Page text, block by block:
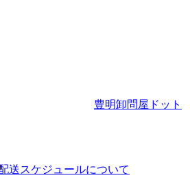
豊明卸問屋ドット
送スケジュールについて